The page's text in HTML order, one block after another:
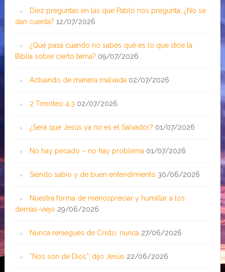
Diez preguntas en las que Pablo nos pregunta: ¿No se
dan cuenta? 12/07/2026
¿Qué pasa cuando no sabes qué es lo que dice la
Biblia sobre cierto tema? 09/07/2026
Actuando de manera malvada 02/07/2026
2 Timoteo 4:3 02/07/2026
¿Será que Jesús ya no es el Salvador? 01/07/2026
No hay pecado – no hay problema 01/07/2026
Siendo sabio y de buen entendimiento 30/06/2026
Nuestra forma de menospreciar y humillar a los
demás-viejo 29/06/2026
Nunca reniegues de Cristo, nunca 27/06/2026
“Nos son de Dios”, dijo Jesús 22/06/2026